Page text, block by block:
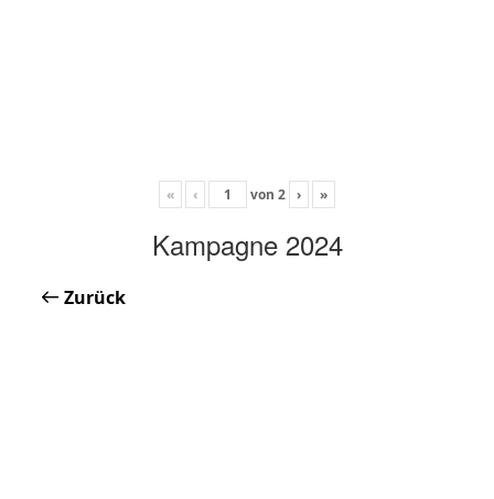
« ‹ von 2 › »
Kampagne 2024
Zurück